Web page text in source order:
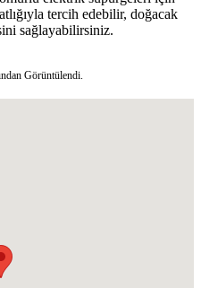
tercih edebilir, doğacak
sağlayabilirsiniz.
Görüntülendi.